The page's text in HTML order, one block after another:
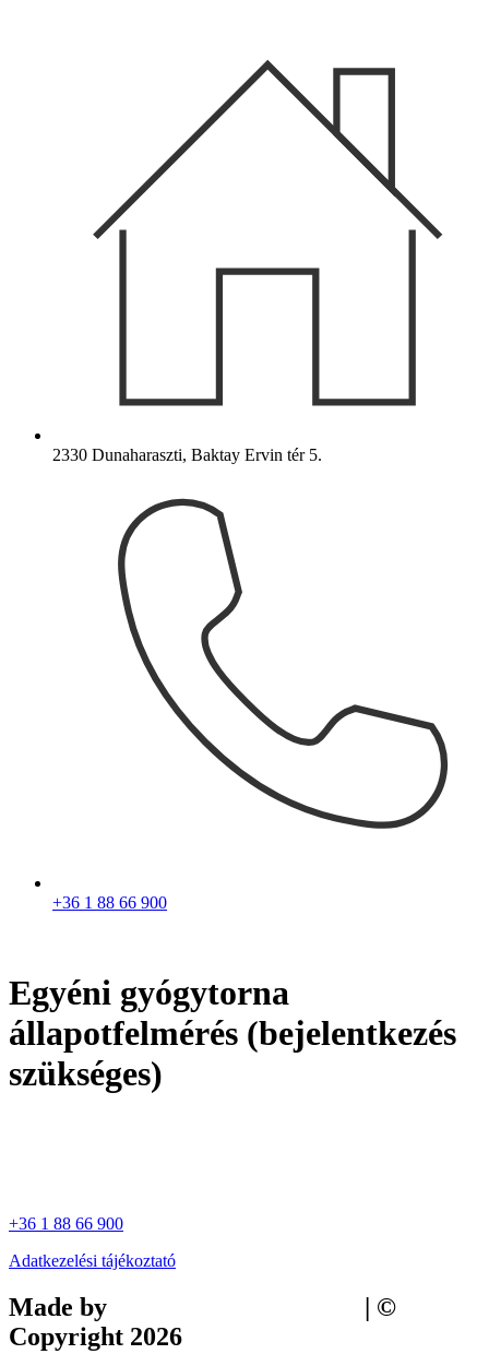
2330 Dunaharaszti, Baktay Ervin tér 5.
+36 1 88 66 900
Egyéni gyógytorna
állapotfelmérés (bejelentkezés
szükséges)
+36 1 88 66 900
Adatkezelési tájékoztató
Made by
| ©
Copyright 2026